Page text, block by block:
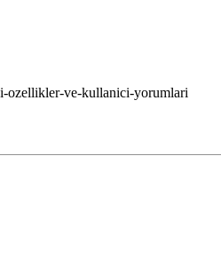
ozellikler-ve-kullanici-yorumlari